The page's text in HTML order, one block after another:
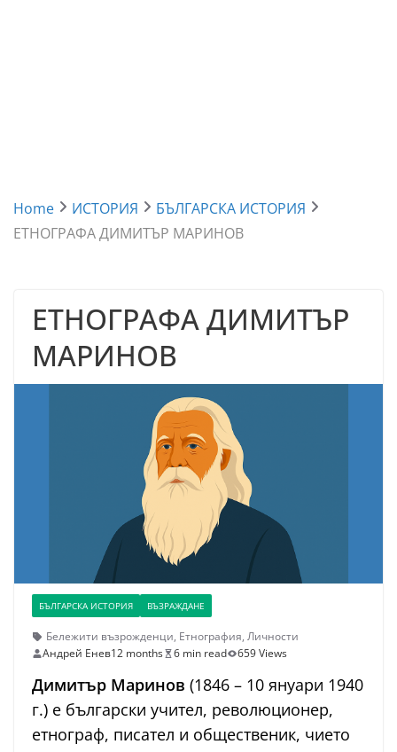
Home ИСТОРИЯ
БЪЛГАРСКА ИСТОРИЯ
ЕТНОГРАФА ДИМИТЪР МАРИНОВ
ЕТНОГРАФА ДИМИТЪР
МАРИНОВ
БЪЛГАРСКА ИСТОРИЯ ВЪЗРАЖДАНЕ
Бележити възрожденци, Етнография, Личности
Андрей Енев12 months 6 min read 659 Views
Димитър Маринов (1846 – 10 януари 1940
г.) е български учител, революционер,
етнограф, писател и общественик, чието